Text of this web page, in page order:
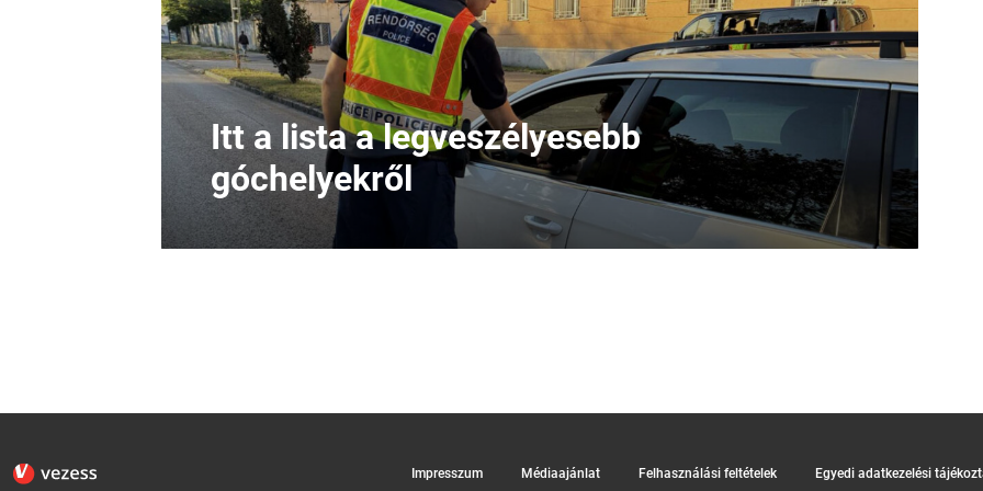
Itt a lista a legveszélyesebb
góchelyekről
Impresszum Médiaajánlat Felhasználási feltételek Egyedi adatkezelési